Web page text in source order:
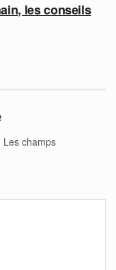
les conseils
Les champs